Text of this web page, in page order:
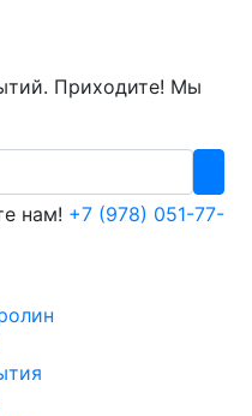
Приходите! Мы
нам! +7 (978) 051-77-